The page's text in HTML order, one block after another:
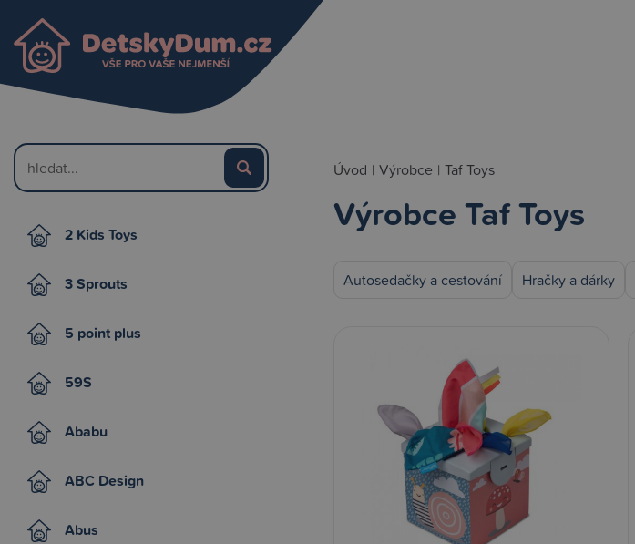
2 Kids Toys
3 Sprouts
5 point plus
59S
Ababu
ABC Design
Abus
Úvod | Výrobce | Taf Toys
Výrobce Taf Toys
Autosedačky a cestování Hračky a dárky